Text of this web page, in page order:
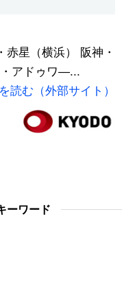
星（横浜） 阪神・
アドゥワ―...
読む（外部サイト）
ーワード